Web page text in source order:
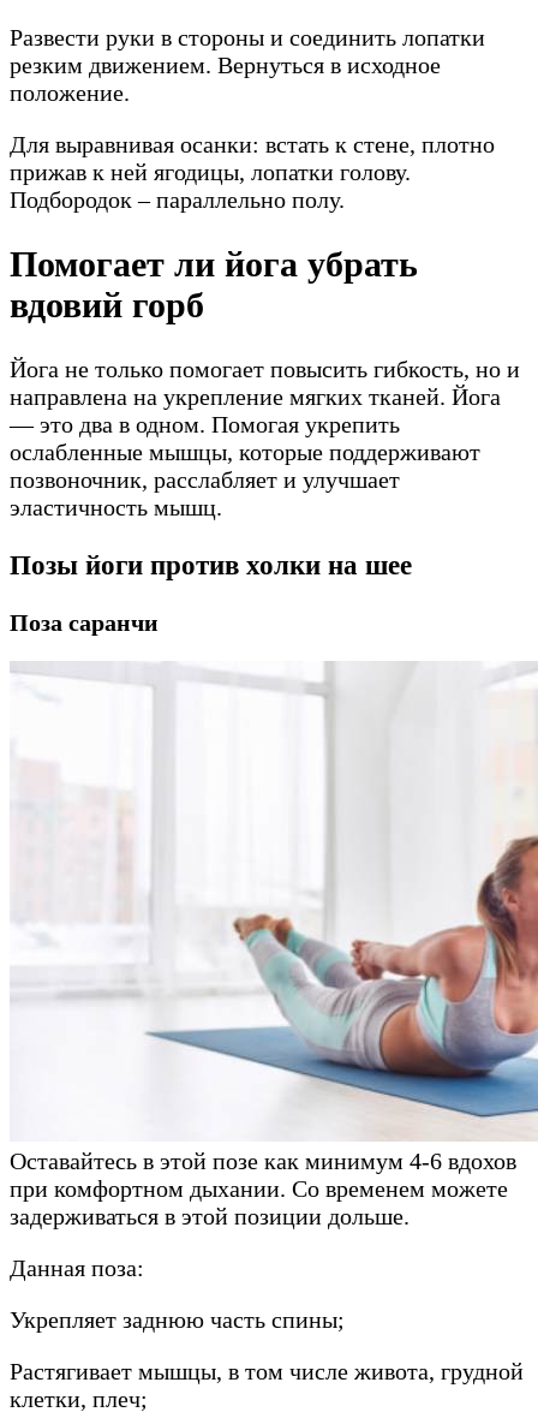
Развести руки в стороны и соединить лопатки
резким движением. Вернуться в исходное
положение.
Для выравнивая осанки: встать к стене, плотно
прижав к ней ягодицы, лопатки голову.
Подбородок – параллельно полу.
Помогает ли йога убрать
вдовий горб
Йога не только помогает повысить гибкость, но и
направлена ​​на укрепление мягких тканей. Йога
— это два в одном. Помогая укрепить
ослабленные мышцы, которые поддерживают
позвоночник, расслабляет и улучшает
эластичность мышц.
Позы йоги против холки на шее
Поза саранчи
Оставайтесь в этой позе как минимум 4-6 вдохов
при комфортном дыхании. Со временем можете
задерживаться в этой позиции дольше.
Данная поза:
Укрепляет заднюю часть спины;
Растягивает мышцы, в том числе живота, грудной
клетки, плеч;